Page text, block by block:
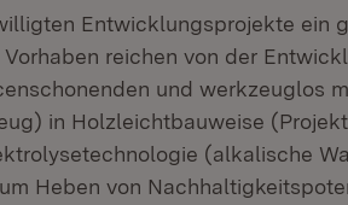
Entwicklungsprojekte ein
reichen von der
und werkzeuglos
in Holzleichtbauweise (Projekt
(alkalische
Heben von